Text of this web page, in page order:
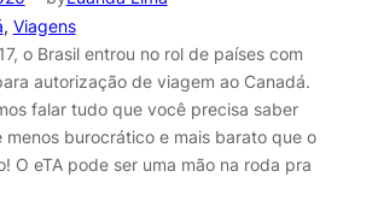
, Viagens
o Brasil entrou no rol de países com
autorização de viagem ao Canadá.
falar tudo que você precisa saber
menos burocrático e mais barato que o
O eTA pode ser uma mão na roda pra